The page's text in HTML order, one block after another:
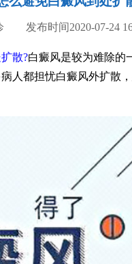
发布时间2020-07-24
散?白癜风是较为难除的
人都担忧白癜风外扩散